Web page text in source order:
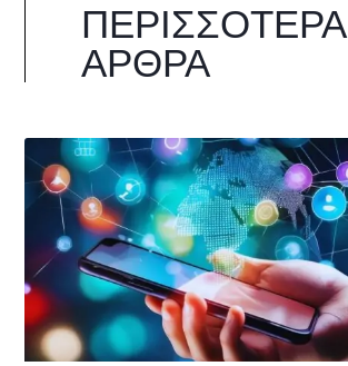
ΠΕΡΙΣΣΌΤΕΡΑ
ΆΡΘΡΑ